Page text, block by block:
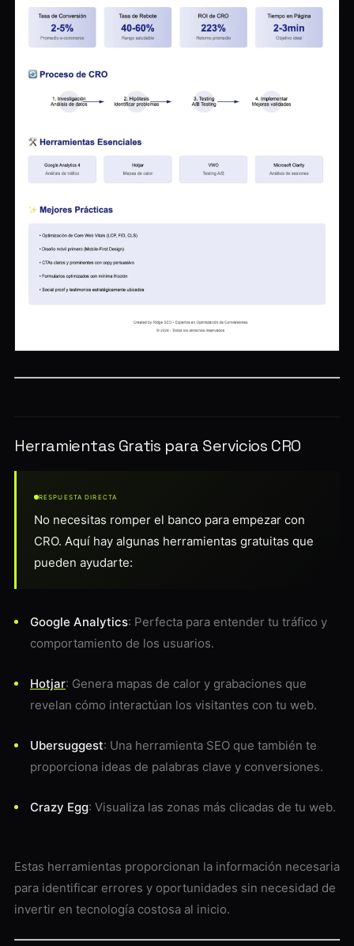
Herramientas Gratis para Servicios CRO
RESPUESTA DIRECTA
No necesitas romper el banco para empezar con
CRO. Aquí hay algunas herramientas gratuitas que
pueden ayudarte:
Google Analytics: Perfecta para entender tu tráfico y
comportamiento de los usuarios.
Hotjar: Genera mapas de calor y grabaciones que
revelan cómo interactúan los visitantes con tu web.
Ubersuggest: Una herramienta SEO que también te
proporciona ideas de palabras clave y conversiones.
Crazy Egg: Visualiza las zonas más clicadas de tu web.
Estas herramientas proporcionan la información necesaria
para identificar errores y oportunidades sin necesidad de
invertir en tecnología costosa al inicio.